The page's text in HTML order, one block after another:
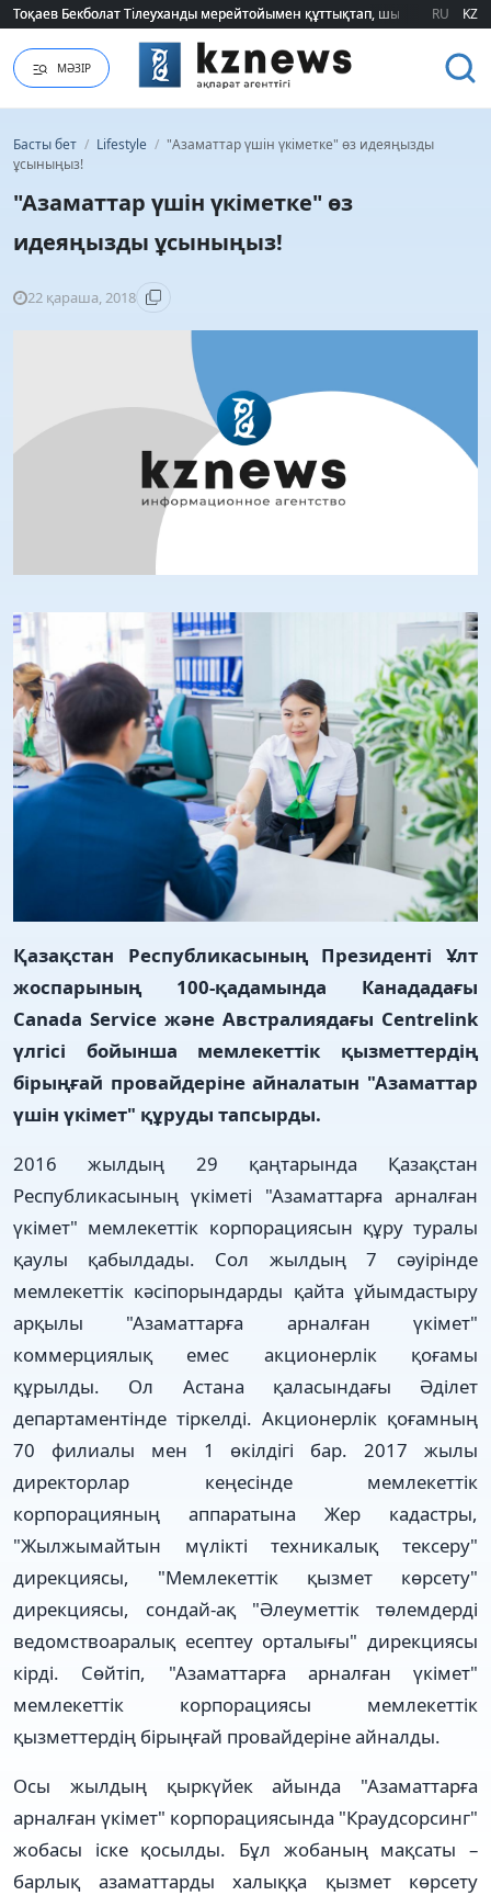
Тоқаев Бекболат Тілеуханды мерейтойымен құттықтап, шығармашылық
Тоқаев Бекболат Тілеуханды мерейтойымен құттықтап, шығармашылық
RU KZ
МӘЗІР
Басты бет / Lifestyle / "Азаматтар үшін үкіметке" өз идеяңызды
ұсыныңыз!
"Азаматтар үшін үкіметке" өз
идеяңызды ұсыныңыз!
22 қараша, 2018
Қазақстан Республикасының Президенті Ұлт
жоспарының 100-қадамында Канададағы
Canada Service және Австралиядағы Centrelink
үлгісі бойынша мемлекеттік қызметтердің
бірыңғай провайдеріне айналатын "Азаматтар
үшін үкімет" құруды тапсырды.
2016 жылдың 29 қаңтарында Қазақстан
Республикасының үкіметі "Азаматтарға арналған
үкімет" мемлекеттік корпорациясын құру туралы
қаулы қабылдады. Сол жылдың 7 сәуірінде
мемлекеттік кәсіпорындарды қайта ұйымдастыру
арқылы "Азаматтарға арналған үкімет"
коммерциялық емес акционерлік қоғамы
құрылды. Ол Астана қаласындағы Әділет
департаментінде тіркелді. Акционерлік қоғамның
70 филиалы мен 1 өкілдігі бар. 2017 жылы
директорлар кеңесінде мемлекеттік
корпорацияның аппаратына Жер кадастры,
"Жылжымайтын мүлікті техникалық тексеру"
дирекциясы, "Мемлекеттік қызмет көрсету"
дирекциясы, сондай-ақ "Әлеуметтік төлемдерді
ведомствоаралық есептеу орталығы" дирекциясы
кірді. Сөйтіп, "Азаматтарға арналған үкімет"
мемлекеттік корпорациясы мемлекеттік
қызметтердің бірыңғай провайдеріне айналды.
Осы жылдың қыркүйек айында "Азаматтарға
арналған үкімет" корпорациясында "Краудсорсинг"
жобасы іске қосылды. Бұл жобаның мақсаты –
барлық азаматтарды халыққа қызмет көрсету